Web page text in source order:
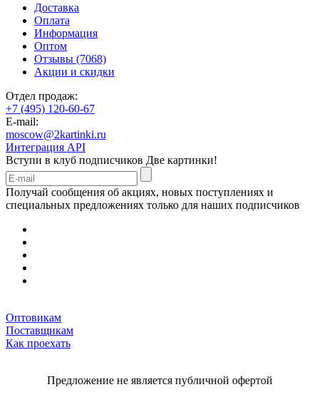
Доставка
Оплата
Информация
Оптом
Отзывы (7068)
Акции и скидки
Отдел продаж:
+7 (495) 120-60-67
E-mail:
moscow@2kartinki.ru
Интеграция API
Вступи в клуб подписчиков Две картинки!
Получай сообщения об акциях, новых поступлениях и
специальных предложениях только для наших подписчиков
Оптовикам
Поставщикам
Как проехать
Предложение не является публичной офертой